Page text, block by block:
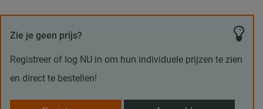
Zie je geen prijs?
Registreer of log NU in om hun individuele prijzen te zien
en direct te bestellen!